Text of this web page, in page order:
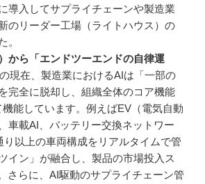
導入してサプライチェーンや製造業
のリーダー工場（ライトハウス）の
。
から「エンドツーエンドの自律運
現在、製造業におけるAIは「一部の
完全に脱却し、組織全体のコア機能
機能しています。例えばEV（電気自動
車載AI、バッテリー交換ネットワー
り以上の車両構成をリアルタイムで管
イン」が融合し、製品の市場投入ス
さらに、AI駆動のサプライチェーン管